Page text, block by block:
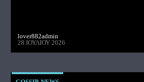
lover882admin
28 ΙΟΥΛΊΟΥ 2026